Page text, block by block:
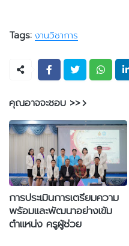
Tags: งานวิชาการ
คุณอาจจะชอบ >>
การประเมินการเตรียมความ
พร้อมและพัฒนาอย่างเข้ม
ตำแหน่ง ครูผู้ช่วย